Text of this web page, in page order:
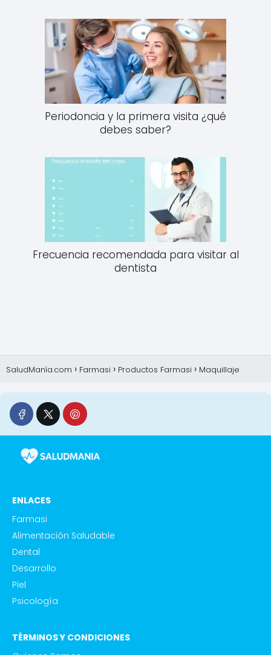
Periodoncia y la primera visita ¿qué
debes saber?
Frecuencia recomendada para visitar al
dentista
SaludManía.com Farmasi Productos Farmasi Maquillaje
ENLACES
Farmasi
Alimentación Saludable
Dental
Desarrollo
Piel
Psicología
TÉRMINOS Y CONDICIONES